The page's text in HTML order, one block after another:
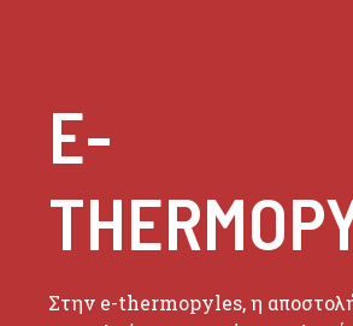
E-
Στην e-thermopyles, η